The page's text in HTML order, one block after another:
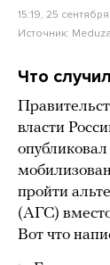
15:19, 25
Источник: Meduza
Что
власти
опубликовал
пройти
(АГС) вместо
Вот что